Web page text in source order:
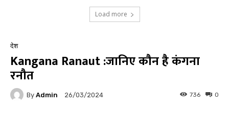
Load more
देश
Kangana Ranaut :जानिए कौन है कंगना
रनौत
By Admin 26/03/2024 0
736